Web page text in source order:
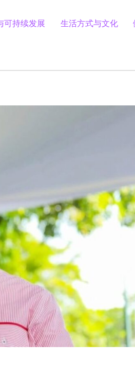
可持续发展 生活方式与文化